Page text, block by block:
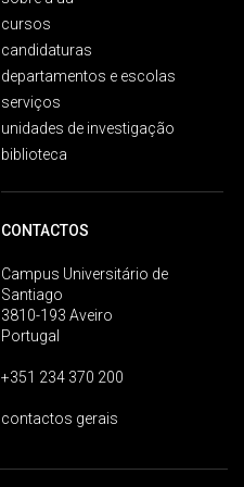
cursos
candidaturas
departamentos e escolas
serviços
unidades de investigação
biblioteca
CONTACTOS
Campus Universitário de
Santiago
3810-193 Aveiro
Portugal
+351 234 370 200
contactos gerais